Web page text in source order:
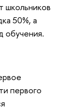
школьников
50%, а
обучения.
первого